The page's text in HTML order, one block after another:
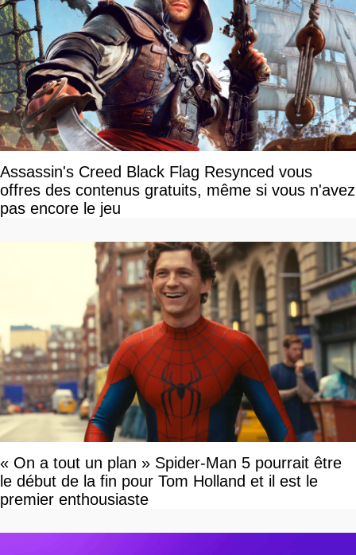
Assassin's Creed Black Flag Resynced vous
offres des contenus gratuits, même si vous n'avez
pas encore le jeu
« On a tout un plan » Spider-Man 5 pourrait être
le début de la fin pour Tom Holland et il est le
premier enthousiaste